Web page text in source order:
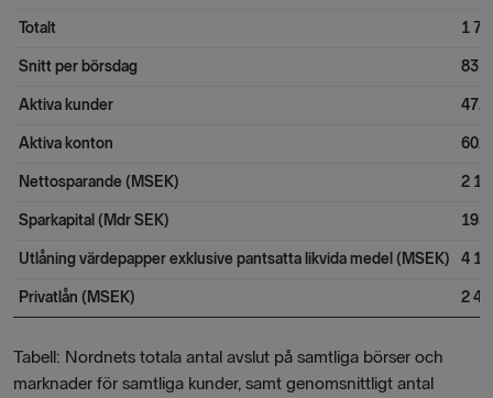
Totalt 1
Snitt per börsdag 83
Aktiva kunder 472
Aktiva konton 602
Nettosparande (MSEK) 2
Sparkapital (Mdr SEK) 193
Utlåning värdepapper exklusive pantsatta likvida medel (MSEK) 4
Privatlån (MSEK) 2
Tabell: Nordnets totala antal avslut på samtliga börser och
marknader för samtliga kunder, samt genomsnittligt antal